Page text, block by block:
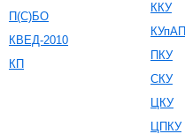
П(С)БО
КВЕД-2010
КП
ККУ
КУпАП
ПКУ
СКУ
ЦКУ
ЦПКУ